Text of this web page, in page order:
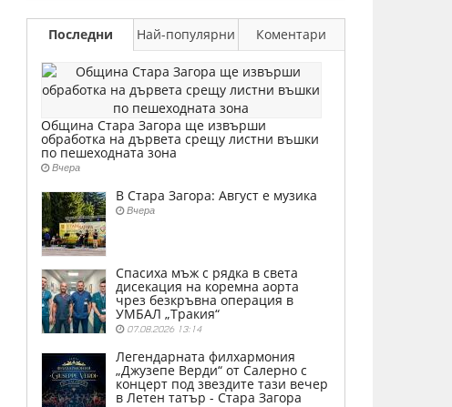
Последни Най-популярни Коментари
Община Стара Загора ще извърши
обработка на дървета срещу листни въшки
по пешеходната зона
Вчера
В Стара Загора: Август е музика
Вчера
Спасиха мъж с рядка в света
дисекация на коремна аорта
чрез безкръвна операция в
УМБАЛ „Тракия“
07.08.2026 13:14
Легендарната филхармония
„Джузепе Верди“ от Салерно с
концерт под звездите тази вечер
в Летен татър - Стара Загора